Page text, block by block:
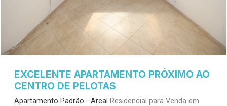
EXCELENTE APARTAMENTO PRÓXIMO AO
CENTRO DE PELOTAS
Apartamento Padrão - Areal Residencial para Venda em